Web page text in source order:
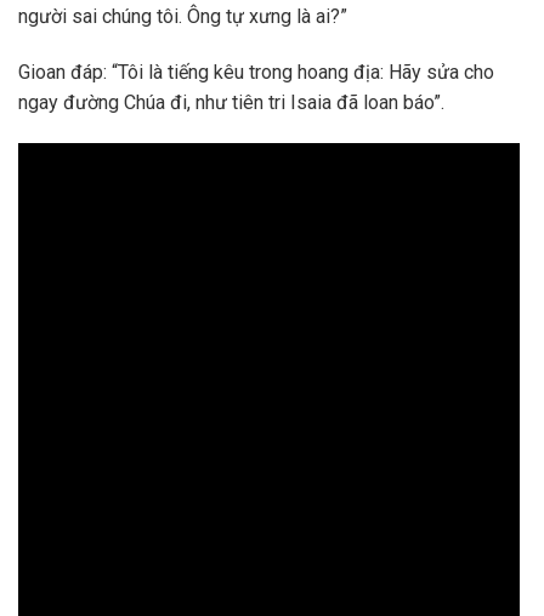
người sai chúng tôi. Ông tự xưng là ai?”
Gioan đáp: “Tôi là tiếng kêu trong hoang địa: Hãy sửa cho
ngay đường Chúa đi, như tiên tri Isaia đã loan báo”.